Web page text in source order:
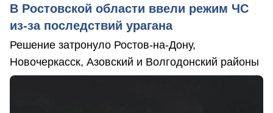
В Ростовской области ввели режим ЧС
из-за последствий урагана
Решение затронуло Ростов-на-Дону,
Новочеркасск, Азовский и Волгодонский районы